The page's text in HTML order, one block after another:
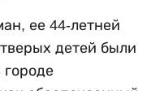
ее 44-летней
детей были